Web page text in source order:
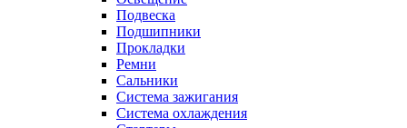
Подвеска
Подшипники
Прокладки
Ремни
Сальники
Система зажигания
Система охлаждения